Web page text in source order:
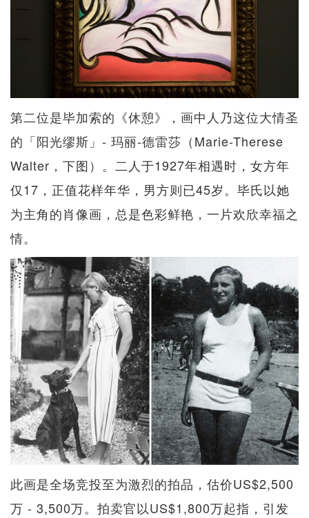
第二位是毕加索的《休憩》，画中人乃这位大情圣
的「阳光缪斯」- 玛丽-德雷莎（Marie-Therese
Walter，下图）。二人于1927年相遇时，女方年
仅17，正值花样年华，男方则已45岁。毕氏以她
为主角的肖像画，总是色彩鲜艳，一片欢欣幸福之
情。
此画是全场竞投至为激烈的拍品，估价US$2,500
万 - 3,500万。拍卖官以US$1,800万起指，引发